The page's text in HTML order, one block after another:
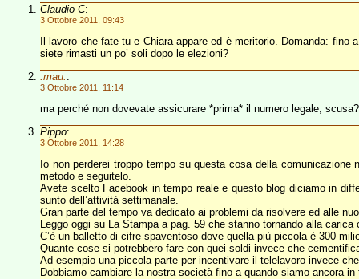
Claudio C:
3 Ottobre 2011, 09:43
Il lavoro che fate tu e Chiara appare ed è meritorio. Domanda:
siete rimasti un po’ soli dopo le elezioni?
.mau. :
3 Ottobre 2011, 11:14
ma perché non dovevate assicurare *prima* il numero legale, scusa?
Pippo:
3 Ottobre 2011, 14:28
Io non perderei troppo tempo su questa cosa della
metodo e seguitelo.
Avete scelto Facebook in tempo reale e questo blog diciamo in
sunto dell’attività settimanale.
Gran parte del tempo va dedicato ai problemi da risolvere ed alle
Leggo oggi su La Stampa a pag. 59 che stanno tornando alla carica
C’è un balletto di cifre spaventoso dove quella più piccola è 300
Quante cose si potrebbero fare con quei soldi invece che
Ad esempio una piccola parte per incentivare il telelavoro invece
Dobbiamo cambiare la nostra società fino a quando siamo ancora